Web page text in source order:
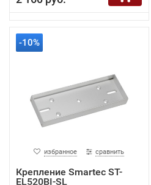
-10%
избранное сравнить
Крепление Smartec ST-
EL520BI-SL